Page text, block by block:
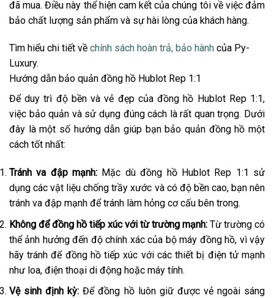
đã mua. Điều này thể hiện cam kết của chúng tôi về việc đảm
bảo chất lượng sản phẩm và sự hài lòng của khách hàng.
Tìm hiểu chi tiết về chính sách hoàn trả, bảo hành của Py-
Luxury.
Hướng dẫn bảo quản đồng hồ Hublot Rep 1:1
Để duy trì độ bền và vẻ đẹp của đồng hồ Hublot Rep 1:1,
việc bảo quản và sử dụng đúng cách là rất quan trọng. Dưới
đây là một số hướng dẫn giúp bạn bảo quản đồng hồ một
cách tốt nhất:
Tránh va đập mạnh: Mặc dù đồng hồ Hublot Rep 1:1 sử
dụng các vật liệu chống trầy xước và có độ bền cao, bạn nên
tránh va đập mạnh để tránh làm hỏng cơ cấu bên trong.
Không để đồng hồ tiếp xúc với từ trường mạnh: Từ trường có
thể ảnh hưởng đến độ chính xác của bộ máy đồng hồ, vì vậy
hãy tránh để đồng hồ tiếp xúc với các thiết bị điện tử mạnh
như loa, điện thoại di động hoặc máy tính.
Vệ sinh định kỳ: Để đồng hồ luôn giữ được vẻ ngoài sáng